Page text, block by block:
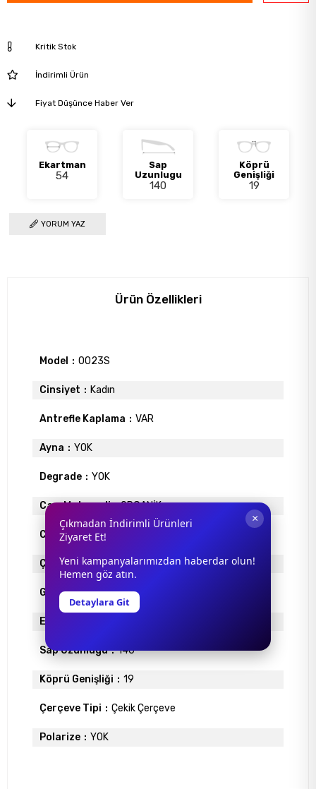
Kritik Stok
İndirimli Ürün
Fiyat Düşünce Haber Ver
Ekartman
54
Sap
Uzunlugu
140
Köprü
Genişliği
19
YORUM YAZ
Ürün Özellikleri
Model 0023S
Cinsiyet Kadın
Antrefle Kaplama VAR
Ayna YOK
Degrade YOK
Cam Materyali ORGANİK
Cam Rengi MAVİ
Çerçeve Materyali METAL
Gövde Rengi GOLD
Ekartman
Sap Uzunlugu 140
Köprü Genişliği 19
Çerçeve Tipi Çekik Çerçeve
Polarize YOK
×
Çıkmadan İndirimli Ürünleri
Ziyaret Et!
Yeni kampanyalarımızdan haberdar olun!
Hemen göz atın.
Detaylara Git